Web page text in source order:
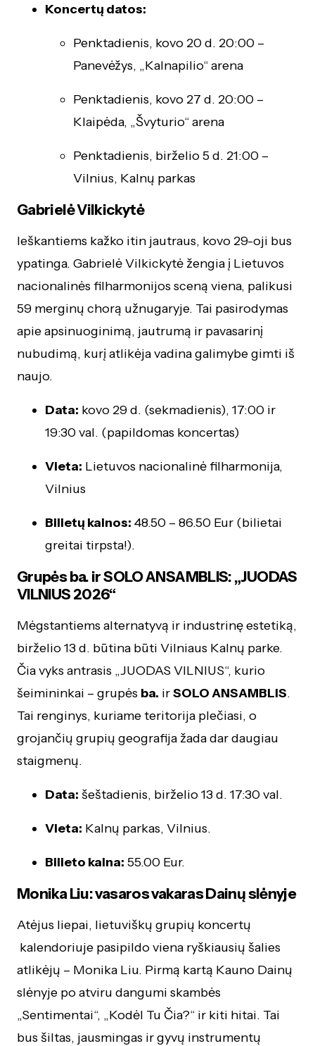
Koncertų datos:
Penktadienis, kovo 20 d. 20:00 –
Panevėžys, „Kalnapilio“ arena
Penktadienis, kovo 27 d. 20:00 –
Klaipėda, „Švyturio“ arena
Penktadienis, birželio 5 d. 21:00 –
Vilnius, Kalnų parkas
Gabrielė Vilkickytė
Ieškantiems kažko itin jautraus, kovo 29-oji bus
ypatinga. Gabrielė Vilkickytė žengia į Lietuvos
nacionalinės filharmonijos sceną viena, palikusi
59 merginų chorą užnugaryje. Tai pasirodymas
apie apsinuoginimą, jautrumą ir pavasarinį
nubudimą, kurį atlikėja vadina galimybe gimti iš
naujo.
Data: kovo 29 d. (sekmadienis), 17:00 ir
19:30 val. (papildomas koncertas)
Vieta: Lietuvos nacionalinė filharmonija,
Vilnius
Bilietų kainos: 48.50 – 86.50 Eur (bilietai
greitai tirpsta!).
Grupės ba. ir SOLO ANSAMBLIS: „JUODAS
VILNIUS 2026“
Mėgstantiems alternatyvą ir industrinę estetiką,
birželio 13 d. būtina būti Vilniaus Kalnų parke.
Čia vyks antrasis „JUODAS VILNIUS“, kurio
šeimininkai – grupės ba. irSOLO ANSAMBLIS.
Tai renginys, kuriame teritorija plečiasi, o
grojančių grupių geografija žada dar daugiau
staigmenų.
Data: šeštadienis, birželio 13 d. 17:30 val.
Vieta: Kalnų parkas, Vilnius.
Bilieto kaina: 55.00 Eur.
Monika Liu: vasaros vakaras Dainų slėnyje
Atėjus liepai, lietuviškų grupių koncertų
kalendoriuje pasipildo viena ryškiausių šalies
atlikėjų – Monika Liu. Pirmą kartą Kauno Dainų
slėnyje po atviru dangumi skambės
„Sentimentai“, „Kodėl Tu Čia?“ ir kiti hitai. Tai
bus šiltas, jausmingas ir gyvų instrumentų